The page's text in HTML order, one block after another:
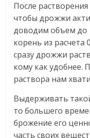
После
чтобы дрожжи
доводим объем до
корень из
сразу дрожжи
кому как удобнее.
раствора нам
Выдерживать
то большего
брожение его
часть своих